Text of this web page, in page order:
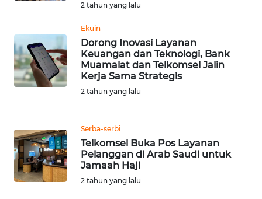
2 tahun yang lalu
Ekuin
Dorong Inovasi Layanan
Keuangan dan Teknologi, Bank
Muamalat dan Telkomsel Jalin
Kerja Sama Strategis
2 tahun yang lalu
Serba-serbi
Telkomsel Buka Pos Layanan
Pelanggan di Arab Saudi untuk
Jamaah Haji
2 tahun yang lalu
WN
SULTRA
WN
SULTENG
WN
SULBAR